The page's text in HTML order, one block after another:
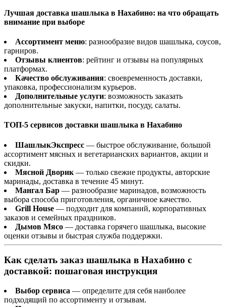
Лучшая доставка шашлыка в Нахабино: на что обращать
внимание при выборе
Ассортимент меню: разнообразие видов шашлыка, соусов,
гарниров.
Отзывы клиентов: рейтинг и отзывы на популярных
платформах.
Качество обслуживания: своевременность доставки,
упаковка, профессионализм курьеров.
Дополнительные услуги: возможность заказать
дополнительные закуски, напитки, посуду, салаты.
ТОП-5 сервисов доставки шашлыка в Нахабино
ШашлыкЭкспресс — быстрое обслуживание, большой
ассортимент мясных и вегетарианских вариантов, акции и
скидки.
Мясной Дворик — только свежие продукты, авторские
маринады, доставка в течение 45 минут.
Мангал Бар — разнообразие маринадов, возможность
выбора способа приготовления, органичное качество.
Grill House — подходит для компаний, корпоративных
заказов и семейных праздников.
Дымов Мясо — доставка горячего шашлыка, высокие
оценки отзывы и быстрая служба поддержки.
Как сделать заказ шашлыка в Нахабино с
доставкой: пошаговая инструкция
Выбор сервиса — определите для себя наиболее
подходящий по ассортименту и отзывам.